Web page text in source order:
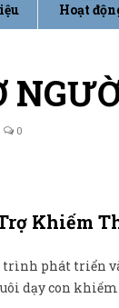
Hoạt
0
Khiếm
trình phát triển
dạy con